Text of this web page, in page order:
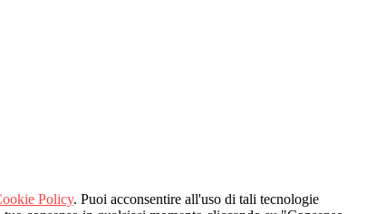
Policy. Puoi acconsentire all'uso di tali tecnologie